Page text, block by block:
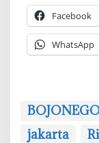
Facebook
WhatsApp
jakarta